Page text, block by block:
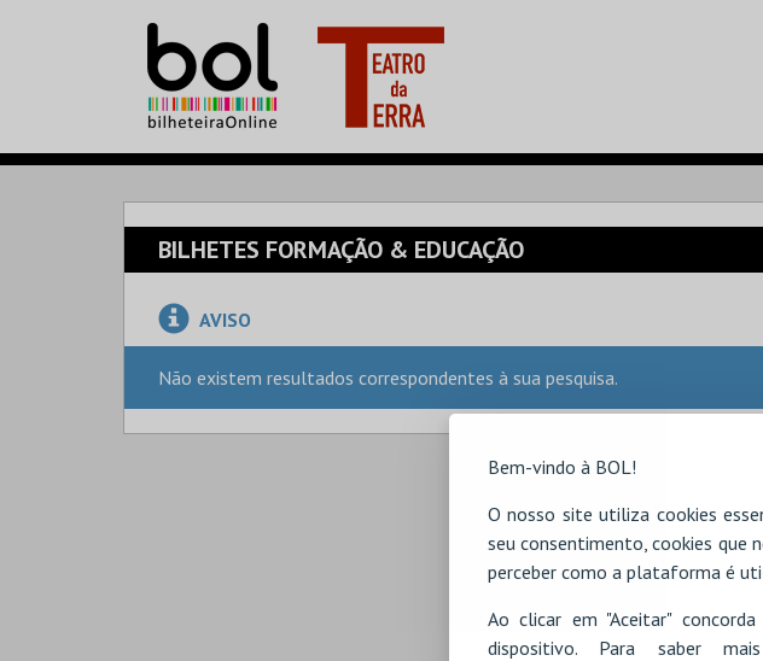
Bem-vindo à BOL!
O nosso site utiliza cookies
seu consentimento, cookies que
perceber como a plataforma é
Ao clicar em "Aceitar"
dispositivo. Para saber
BILHETES FORMAÇÃO & EDUCAÇÃO
AVISO
Não existem resultados correspondentes à sua pesquisa.